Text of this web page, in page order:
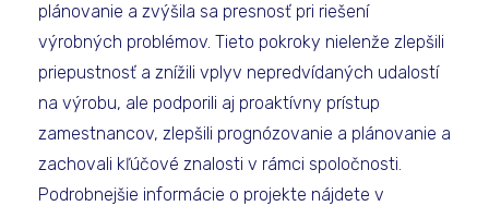
plánovanie a zvýšila sa presnosť pri riešení
výrobných problémov. Tieto pokroky nielenže zlepšili
priepustnosť a znížili vplyv nepredvídaných udalostí
na výrobu, ale podporili aj proaktívny prístup
zamestnancov, zlepšili prognózovanie a plánovanie a
zachovali kľúčové znalosti v rámci spoločnosti.
Podrobnejšie informácie o projekte nájdete v